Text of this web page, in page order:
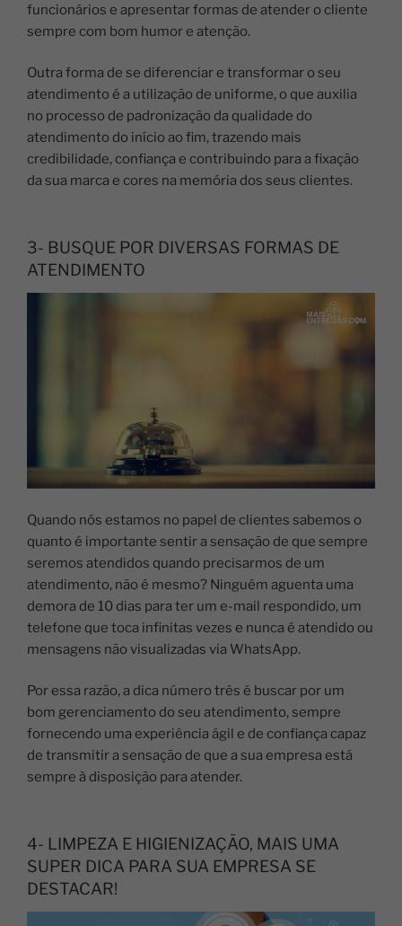
funcionários e apresentar formas de atender o cliente
sempre com bom humor e atenção.
Outra forma de se diferenciar e transformar o seu
atendimento é a utilização de uniforme, o que auxilia
no processo de padronização da qualidade do
atendimento do início ao fim, trazendo mais
credibilidade, confiança e contribuindo para a fixação
da sua marca e cores na memória dos seus clientes.
3- BUSQUE POR DIVERSAS FORMAS DE
ATENDIMENTO
Quando nós estamos no papel de clientes sabemos o
quanto é importante sentir a sensação de que sempre
seremos atendidos quando precisarmos de um
atendimento, não é mesmo? Ninguém aguenta uma
demora de 10 dias para ter um e-mail respondido, um
telefone que toca infinitas vezes e nunca é atendido ou
mensagens não visualizadas via WhatsApp.
Por essa razão, a dica número três é buscar por um
bom gerenciamento do seu atendimento, sempre
fornecendo uma experiência ágil e de confiança capaz
de transmitir a sensação de que a sua empresa está
sempre à disposição para atender.
4- LIMPEZA E HIGIENIZAÇÃO, MAIS UMA
SUPER DICA PARA SUA EMPRESA SE
DESTACAR!